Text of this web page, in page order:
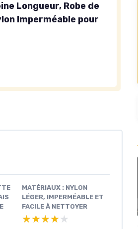
Longueur, Robe de
Imperméable pour
MATÉRIAUX : NYLON
LÉGER, IMPERMÉABLE ET
FACILE À NETTOYER
★★★★★
★★★★★